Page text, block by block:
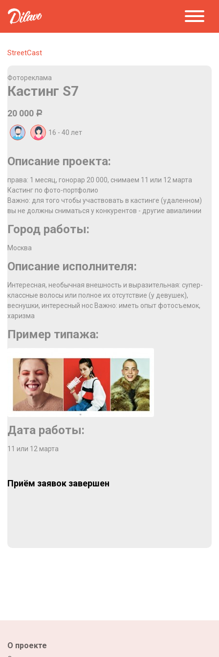
StreetCast
Фотореклама
Кастинг S7
20 000 Р
16 - 40 лет
Описание проекта:
права: 1 месяц, гонорар 20 000, снимаем 11 или 12 марта
Кастинг по фото-портфолио
Важно: для того чтобы участвовать в кастинге (удаленном)
вы не должны сниматься у конкурентов - другие авиалинии
Город работы:
Москва
Описание исполнителя:
Интересная, необычная внешность и выразительная: супер-
классные волосы или полное их отсутствие (у девушек),
веснушки, интересный нос Важно: иметь опыт фотосъемок,
харизма
Пример типажа:
Дата работы:
11 или 12 марта
Приём заявок завершен
О проекте